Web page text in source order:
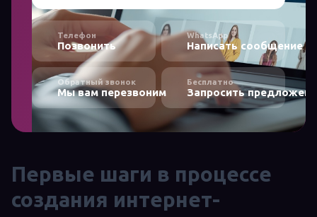
Телефон
Позвонить
WhatsApp
Написать сообщение
Обратный звонок
Мы вам перезвоним
Бесплатно
Запросить
Первые шаги в процессе
создания интернет-